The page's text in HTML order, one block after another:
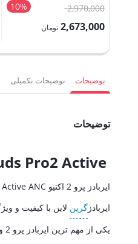
10% 2,970,000قیمت
اصلی:
بود.
2,673,000 تومان
2,673,000 تومان.
توضیحات توضیحات تکمیلی
توضیحات
Green lion Earbuds Pro2 Active
ایربادز پرو 2 اکتیو Green lion Earbuds Pro2 Active ANC ، محصولی
ایربادزگرین لاین با کیفیت و
یکی از مهم ترین ایربادز پرو 2 ویژگی‌هایی مانند حذف نویز فعال و کنترل نویز است که به شما امکان گوش دادن موزیک و صدا را بدون وقفه و صدای واضح در هر محیطی می‌دهد.